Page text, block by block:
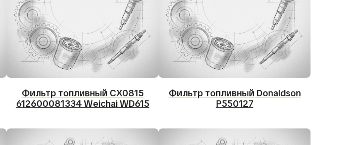
Фильтр топливный CX0815
612600081334 Weichai WD615
Фильтр топливный Donaldson
P550127